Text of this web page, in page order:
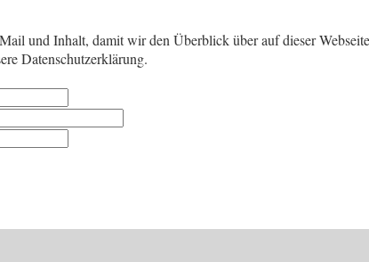
und Inhalt, damit wir den Überblick über auf dieser
Datenschutzerklärung.